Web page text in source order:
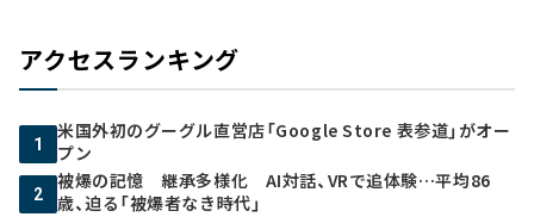
アクセスランキング
1
米国外初のグーグル直営店「Google Store 表参道」がオー
プン
2
被爆の記憶 継承多様化 AI対話、VRで追体験…平均86
歳、迫る「被爆者なき時代」